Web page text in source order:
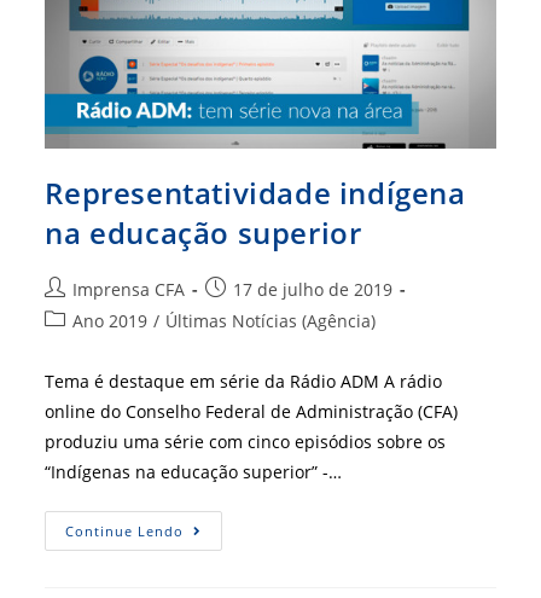
Representatividade indígena
na educação superior
Autor
do
Imprensa CFA
Post
publicado:
17 de julho de 2019
Categoria
post:
Ano 2019 / Últimas Notícias (Agência)
Tema é destaque em série da Rádio ADM A rádio
online do Conselho Federal de Administração (CFA)
produziu uma série com cinco episódios sobre os
“Indígenas na educação superior” -…
Continue Lendo Representatividade
Indígena